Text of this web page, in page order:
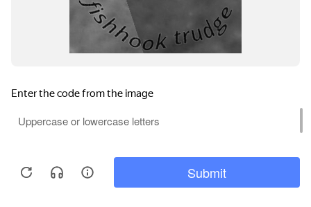
info@teploexpert.com
Пн—Сб 09:00 – 18:00
TeploExpert.com © 2008 - 2026 Оборудование для
систем отопления, водоснабжения, канализации